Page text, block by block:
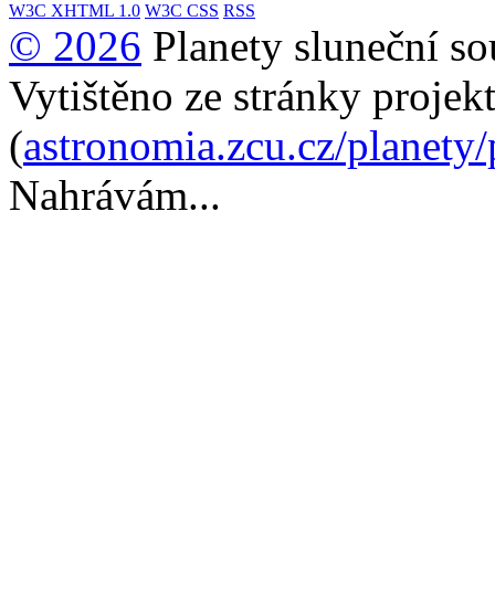
W3C XHTML 1.0 W3C CSS RSS
© 2026 Planety sluneční
Vytištěno ze stránky
(astronomia.zcu.cz/
Nahrávám...